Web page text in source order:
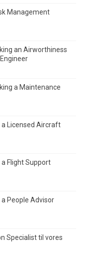
Management
an Airworthiness
a Maintenance
a Licensed Aircraft
Flight Support
People Advisor
Specialist til vores